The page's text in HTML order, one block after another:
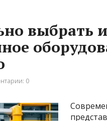
выбрать
0